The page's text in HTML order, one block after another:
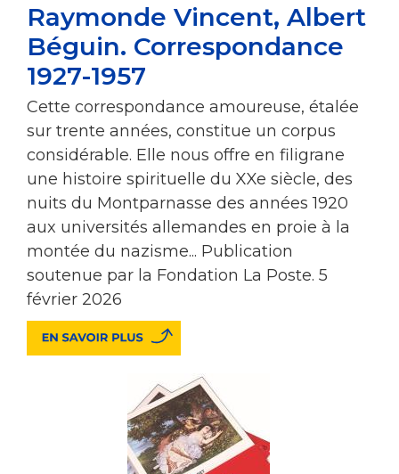
Raymonde Vincent, Albert
Béguin. Correspondance
1927-1957
Cette correspondance amoureuse, étalée
sur trente années, constitue un corpus
considérable. Elle nous offre en filigrane
une histoire spirituelle du XXe siècle, des
nuits du Montparnasse des années 1920
aux universités allemandes en proie à la
montée du nazisme... Publication
soutenue par la Fondation La Poste. 5
février 2026